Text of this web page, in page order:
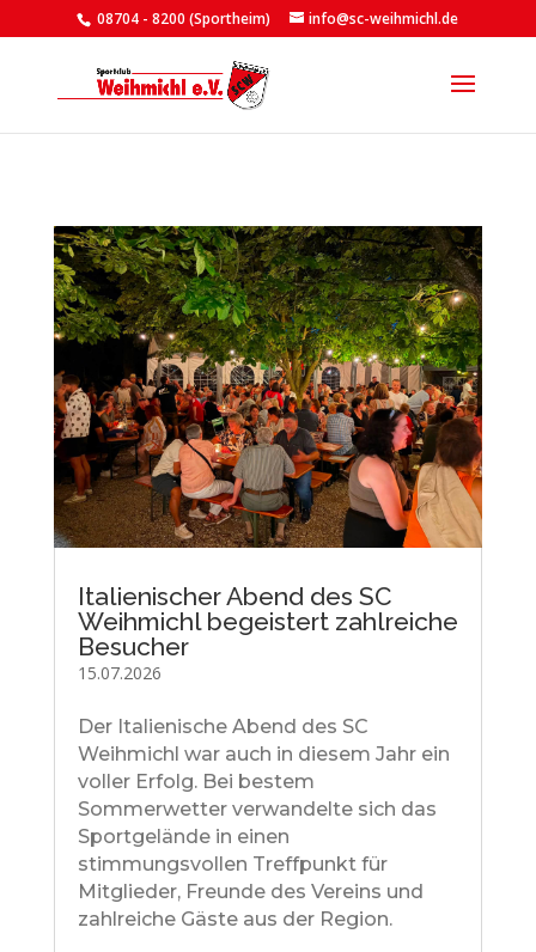
08704 - 8200 (Sportheim) info@sc-weihmichl.de
Italienischer Abend des SC
Weihmichl begeistert zahlreiche
Besucher
15.07.2026
Der Italienische Abend des SC
Weihmichl war auch in diesem Jahr ein
voller Erfolg. Bei bestem
Sommerwetter verwandelte sich das
Sportgelände in einen
stimmungsvollen Treffpunkt für
Mitglieder, Freunde des Vereins und
zahlreiche Gäste aus der Region.